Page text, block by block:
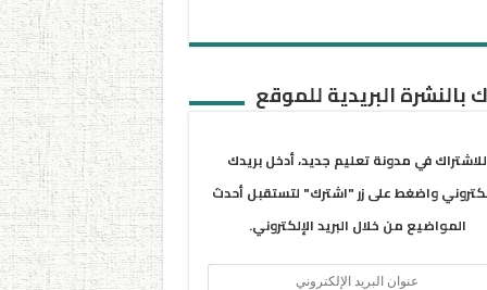
بالنشرة البريدية للموقع
للاشتراك في مدونة تعليم جديد، أدخل بريدك
واضغط على زر "اشترك" لتستقبل أحدث
المواضيع من خلال البريد الإلكتروني.